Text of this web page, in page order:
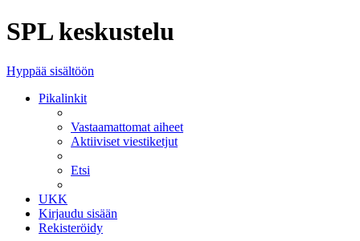
SPL keskustelu
Hyppää sisältöön
Pikalinkit
Vastaamattomat aiheet
Aktiiviset viestiketjut
Etsi
UKK
Kirjaudu sisään
Rekisteröidy